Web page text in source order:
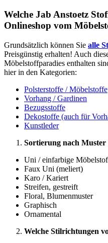
Welche Jab Anstoetz
Onlineshop vom
Grundsätzlich können Sie alle
Preisgünstig erhalten! Auch
Möbelstoffparadies enthalten
hier in den Kategorien:
Polsterstoffe / Möbelstoffe
Vorhang / Gardinen
Bezugsstoffe
Dekostoffe (auch für
Kunstleder
Sortierung nach Muster
Uni / einfarbige
Faux Uni (meliert)
Karo / Kariert
Streifen, gestreift
Floral, Blumenmuster
Graphisch
Ornamental
Welche Stilrichtungen